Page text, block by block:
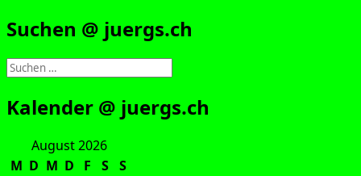
Suchen @ juergs.ch
Suchen
nach:
Kalender @ juergs.ch
August 2026
M D M D F S
S